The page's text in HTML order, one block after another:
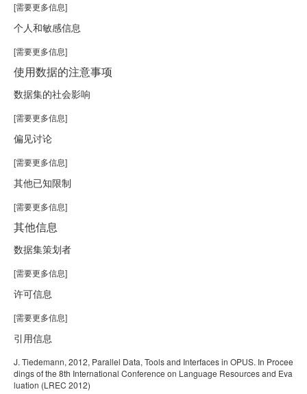
[需要更多信息]
个人和敏感信息
[需要更多信息]
使用数据的注意事项
数据集的社会影响
[需要更多信息]
偏见讨论
[需要更多信息]
其他已知限制
[需要更多信息]
其他信息
数据集策划者
[需要更多信息]
许可信息
[需要更多信息]
引用信息
J. Tiedemann, 2012, Parallel Data, Tools and Interfaces in OPUS. In Procee
dings of the 8th International Conference on Language Resources and Eva
luation (LREC 2012)